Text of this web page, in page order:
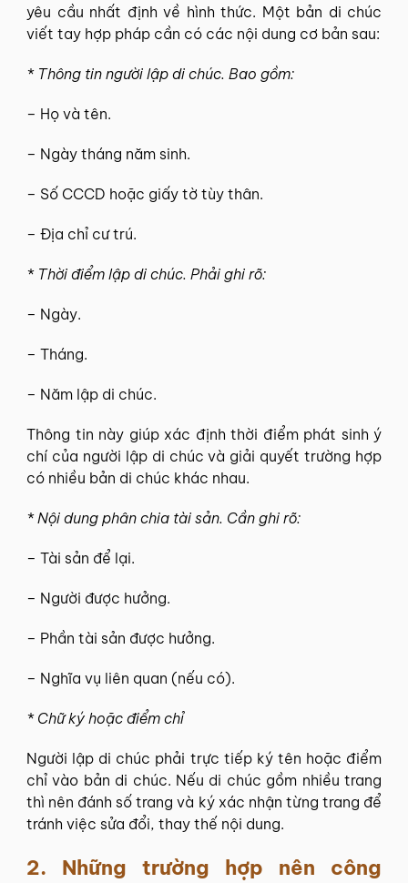
yêu cầu nhất định về hình thức. Một bản di chúc
viết tay hợp pháp cần có các nội dung cơ bản sau:
* Thông tin người lập di chúc. Bao gồm:
– Họ và tên.
– Ngày tháng năm sinh.
– Số CCCD hoặc giấy tờ tùy thân.
– Địa chỉ cư trú.
* Thời điểm lập di chúc. Phải ghi rõ:
– Ngày.
– Tháng.
– Năm lập di chúc.
Thông tin này giúp xác định thời điểm phát sinh ý
chí của người lập di chúc và giải quyết trường hợp
có nhiều bản di chúc khác nhau.
* Nội dung phân chia tài sản. Cần ghi rõ:
– Tài sản để lại.
– Người được hưởng.
– Phần tài sản được hưởng.
– Nghĩa vụ liên quan (nếu có).
* Chữ ký hoặc điểm chỉ
Người lập di chúc phải trực tiếp ký tên hoặc điểm
chỉ vào bản di chúc. Nếu di chúc gồm nhiều trang
thì nên đánh số trang và ký xác nhận từng trang để
tránh việc sửa đổi, thay thế nội dung.
2. Những trường hợp nên công